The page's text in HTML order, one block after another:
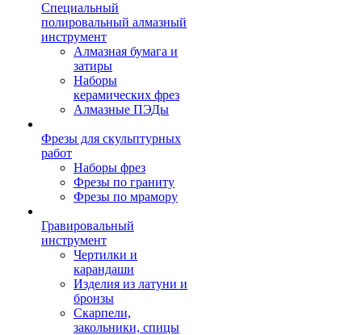
Специальный
полировальный алмазный
инструмент
Алмазная бумага и
затиры
Наборы
керамических фрез
Алмазные ПЭДы
Фрезы для скульптурных
работ
Наборы фрез
Фрезы по граниту
Фрезы по мрамору
Гравировальный
инструмент
Чертилки и
карандаши
Изделия из латуни и
бронзы
Скарпели,
закольники, спицы